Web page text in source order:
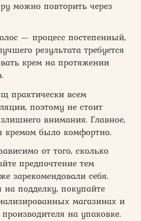
можно повторить через
— процесс постепенный,
результата требуется
крем на протяжении
практически всем
поэтому не стоит
внимания. Главное,
кремом было комфортно.
от того, сколько
предпочтение тем
зарекомендовали себя.
подделку, покупайте
магазинах и
на упаковке.